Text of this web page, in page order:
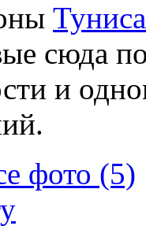
Туниса
сюда
и
фото (5)